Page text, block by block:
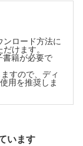
た理由
ロード方法に
けます。
籍が必要で
すので、ディ
用を推奨しま
います